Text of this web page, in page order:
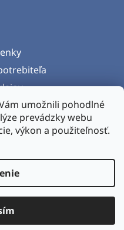
umožnili pohodlné
prevádzky webu
výkon a použiteľnosť.
a Reklamačný
& Verteco.sk
s.r.o.
cookies